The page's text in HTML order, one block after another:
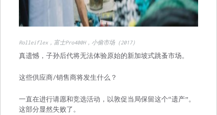
Rolleiflex，富士Pro400H，小偷市场（2017）
真遗憾，子孙后代将无法体验原始的新加坡式跳蚤市场。
这些供应商/销售商将发生什么？
一直在进行请愿和竞选活动，以敦促当局保留这个“遗产”。
这部分显然失败了。